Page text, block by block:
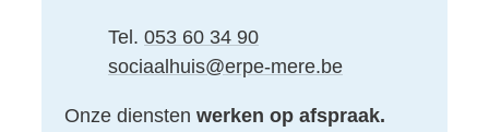
053 60 34 90
E-mailsociaalhuis@erpe-mere.be
Onze diensten werken op afspraak.